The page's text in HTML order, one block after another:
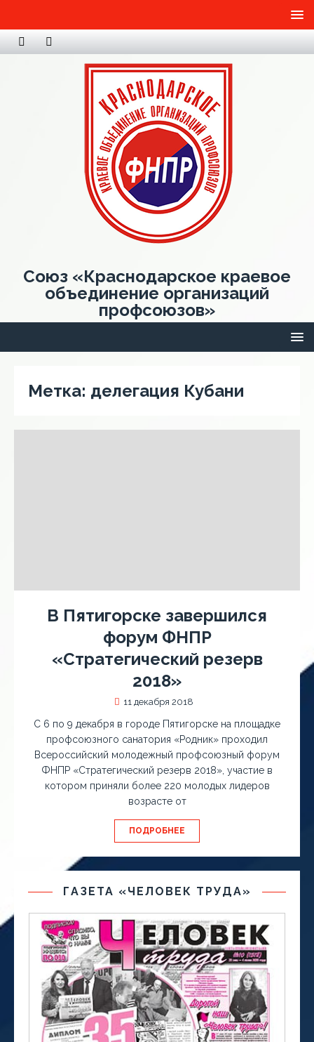
Союз «Краснодарское краевое
объединение организаций
профсоюзов»
Метка: делегация Кубани
В Пятигорске завершился
форум ФНПР
«Стратегический резерв
2018»
11 декабря 2018
С 6 по 9 декабря в городе Пятигорске на площадке
профсоюзного санатория «Родник» проходил
Всероссийский молодежный профсоюзный форум
ФНПР «Стратегический резерв 2018», участие в
котором приняли более 220 молодых лидеров
возрасте от
ПОДРОБНЕЕ
ГАЗЕТА «ЧЕЛОВЕК ТРУДА»